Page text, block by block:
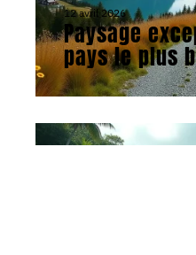
12 avril 2026
Paysage
pays le plus